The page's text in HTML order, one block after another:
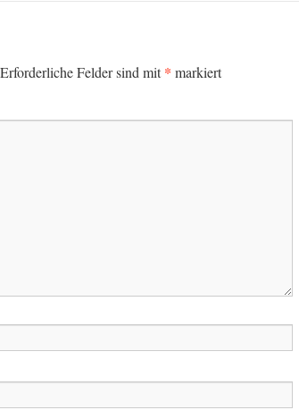
Erforderliche Felder sind mit* markiert